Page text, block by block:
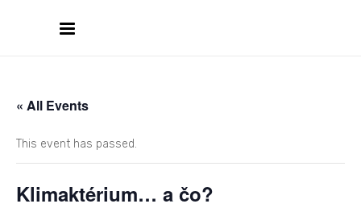
« All Events
This event has passed.
Klimaktérium… a čo?